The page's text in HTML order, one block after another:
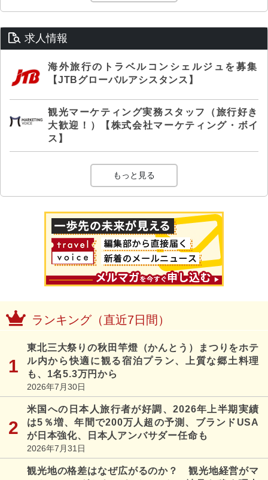
求人情報
海外旅行のトラベルコンシェルジュを募集
【JTBグローバルアシスタンス】
観光マーケティング実務スタッフ（旅行好き
大歓迎！）【株式会社マーケティング・ボイ
ス】
もっと見る
ランキング（直近7日間）
東北三大祭りの秋田竿燈（かんとう）まつりをホテ
ル内から快適に観る宿泊プラン、上質な郷土料理
も、1名5.3万円から
2026年7月30日
米国への日本人旅行者が好調、2026年上半期実績
は5％増、年間で200万人超の予測、ブランドUSA
が日本強化、日本人アンバサダー任命も
2026年7月31日
観光地の格差はなぜ広がるのか？ 観光地経営がマ